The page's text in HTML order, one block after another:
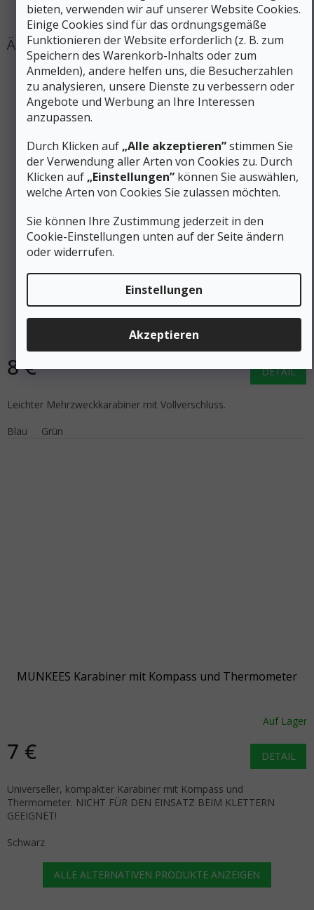
bieten, verwenden wir auf unserer Website Cookies.
Einige Cookies sind für das ordnungsgemäße
Funktionieren der Website erforderlich (z. B. zum
Speichern des Warenkorb-Inhalts oder zum
Anmelden), andere helfen uns, die Besucherzahlen
zu analysieren, unsere Dienste zu verbessern oder
Angebote und Werbung an Ihre Interessen
anzupassen.
Durch Klicken auf „Alle akzeptieren”stimmen Sie
der Verwendung aller Arten von Cookies zu. Durch
Klicken auf „Einstellungen” können Sie auswählen,
welche Arten von Cookies Sie zulassen möchten.
Sie können Ihre Zustimmung jederzeit in den
Cookie-Einstellungen unten auf der Seite ändern
oder widerrufen.
Einstellungen
Akzeptieren
#sizes_table#: hidden
10 €
ROCK EMPIRE RACER STRAIGHT Karabiner
8 € DETAIL
Leichter Mehrzweckkarabiner mit Vollverschluss.
Blau
Grün
MUNKEES Karabiner mit Kompass und Thermometer
Auf Lager
7 € DETAIL
Universeller, kompakter Karabiner mit Kompass und
Thermometer. NICHT FÜR DEN EINSATZ BEIM KLETTERN
GEEIGNET!
Schwarz
ALLE ALTERNATIVEN PRODUKTE ANZEIGEN